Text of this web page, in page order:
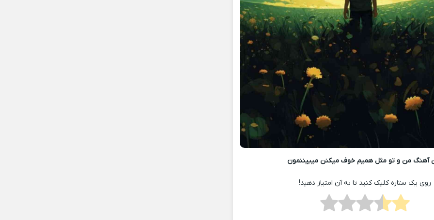
آهنگ من و تو مثل همیم خوف میکنن میبیننمون
روی یک ستاره کلیک کنید تا به آن امتیاز دهید!